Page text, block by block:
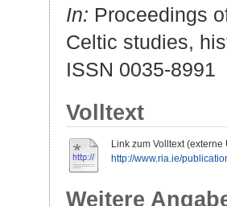
In: Proceedings
Celtic studies,
ISSN 0035-8991
Volltext
Link zum Volltext (externe
http://www.ria.ie/
Weitere